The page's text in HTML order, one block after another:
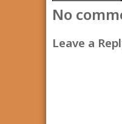
No
Leave a